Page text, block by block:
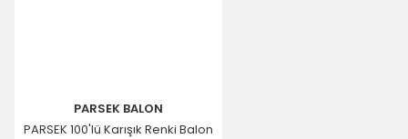
PARSEK BALON
PARSEK 100'lü Karışık Renki Balon